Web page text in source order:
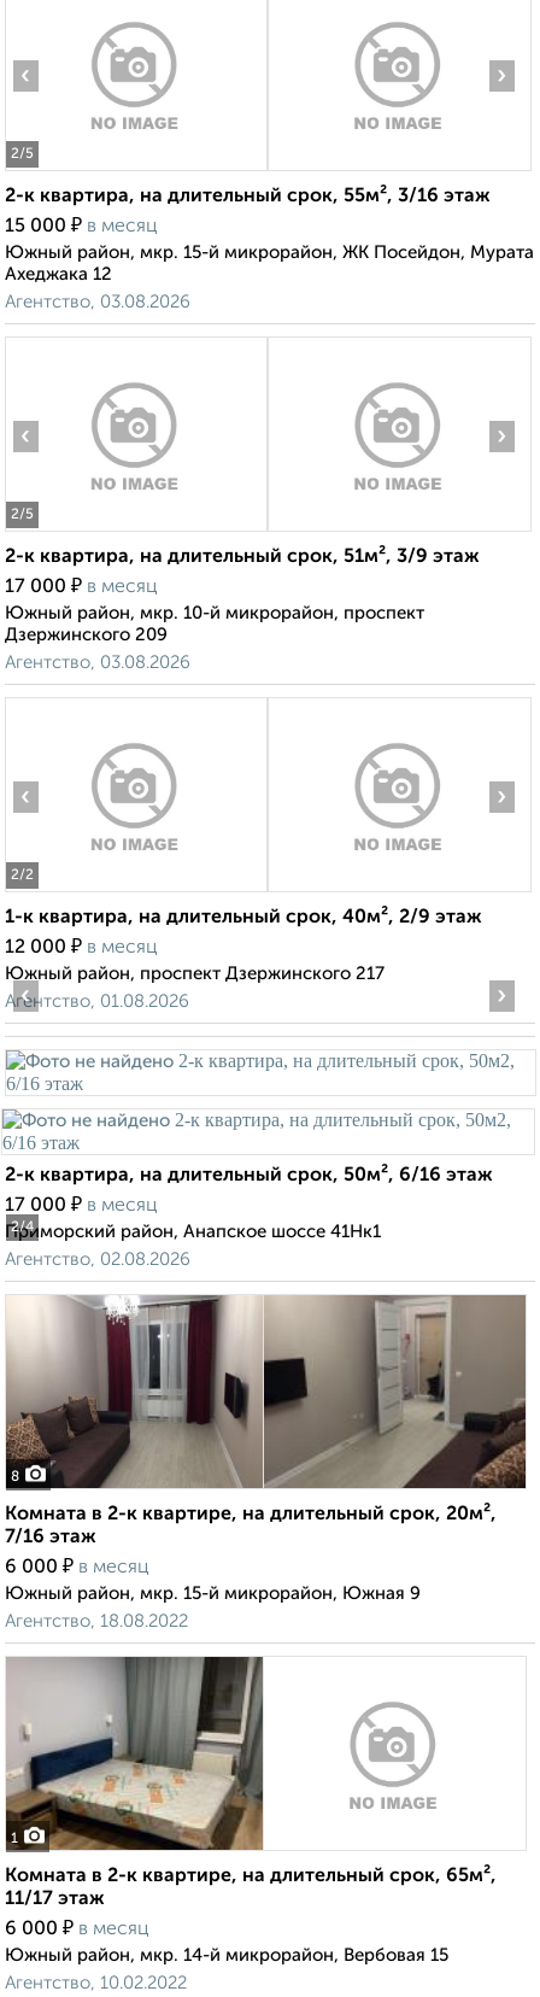
2/5
‹ ›
2-к квартира, на длительный срок, 55м², 3/16 этаж
15 000 ₽ в месяц
Южный район, мкр. 15-й микрорайон, ЖК Посейдон, Мурата
Ахеджака 12
Агентство, 03.08.2026
2/5
‹ ›
2-к квартира, на длительный срок, 51м², 3/9 этаж
17 000 ₽ в месяц
Южный район, мкр. 10-й микрорайон, проспект
Дзержинского 209
Агентство, 03.08.2026
2/2
‹ ›
1-к квартира, на длительный срок, 40м², 2/9 этаж
12 000 ₽ в месяц
Южный район, проспект Дзержинского 217
Агентство, 01.08.2026
2/4
‹ ›
2-к квартира, на длительный срок, 50м², 6/16 этаж
17 000 ₽ в месяц
Приморский район, Анапское шоссе 41Нк1
Агентство, 02.08.2026
8
Комната в 2-к квартире, на длительный срок, 20м²,
7/16 этаж
6 000 ₽ в месяц
Южный район, мкр. 15-й микрорайон, Южная 9
Агентство, 18.08.2022
1
Комната в 2-к квартире, на длительный срок, 65м²,
11/17 этаж
6 000 ₽ в месяц
Южный район, мкр. 14-й микрорайон, Вербовая 15
Агентство, 10.02.2022